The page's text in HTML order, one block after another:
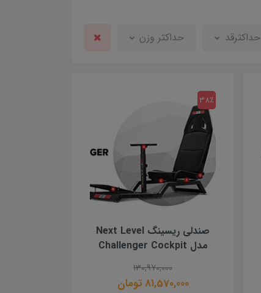
حداکثرقد حداکثر وزن
صندلى ريسينگ Next Level
مدل Challenger Cockpit
130,970,000
81,570,000 تومان
38٪